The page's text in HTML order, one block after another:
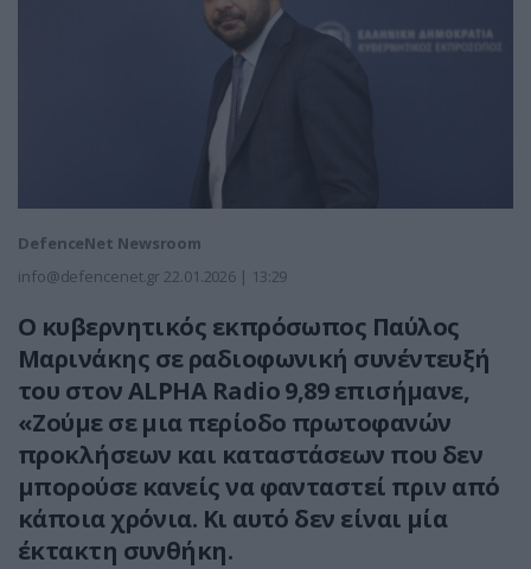
DefenceNet Newsroom
info@defencenet.gr 22.01.2026 | 13:29
Ο κυβερνητικός εκπρόσωπος Παύλος
Μαρινάκης σε ραδιοφωνική συνέντευξή
του στον ALPHA Radio 9,89 επισήμανε,
«Ζούμε σε μια περίοδο πρωτοφανών
προκλήσεων και καταστάσεων που δεν
μπορούσε κανείς να φανταστεί πριν από
κάποια χρόνια. Κι αυτό δεν είναι μία
έκτακτη συνθήκη.